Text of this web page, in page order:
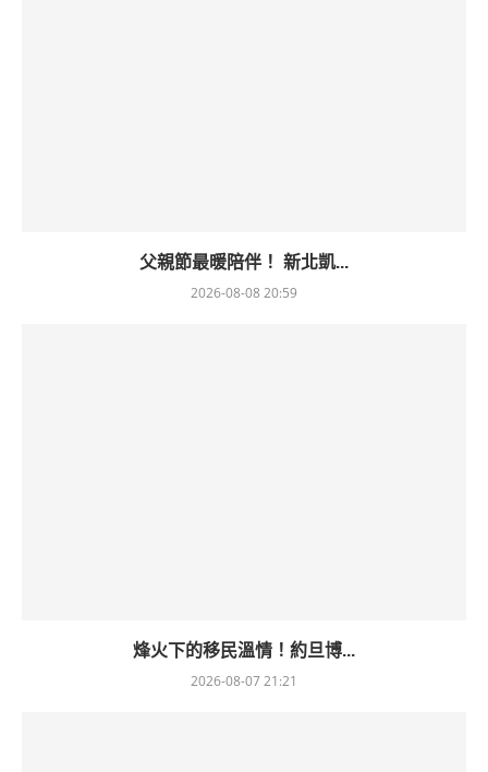
父親節最暖陪伴！ 新北凱...
2026-08-08 20:59
烽火下的移民溫情！約旦博...
2026-08-07 21:21